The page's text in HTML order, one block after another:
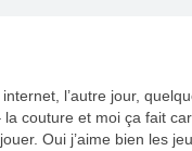
l’autre jour,
couture et moi ça fait
Oui j’aime bien les